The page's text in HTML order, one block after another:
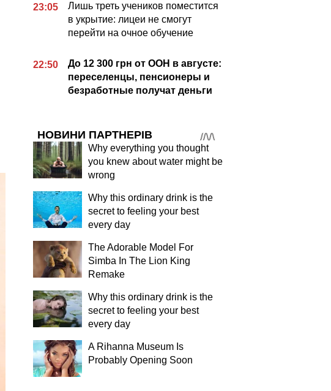
23:05
Лишь треть учеников поместится
в укрытие: лицеи не смогут
перейти на очное обучение
22:50
До 12 300 грн от ООН в августе:
переселенцы, пенсионеры и
безработные получат деньги
НОВИНИ ПАРТНЕРІВ
Why everything you thought
you knew about water might be
wrong
Why this ordinary drink is the
secret to feeling your best
every day
The Adorable Model For
Simba In The Lion King
Remake
Why this ordinary drink is the
secret to feeling your best
every day
A Rihanna Museum Is
Probably Opening Soon